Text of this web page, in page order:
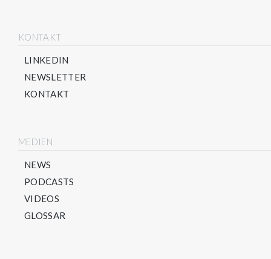
KONTAKT
LINKEDIN
NEWSLETTER
KONTAKT
MEDIEN
NEWS
PODCASTS
VIDEOS
GLOSSAR